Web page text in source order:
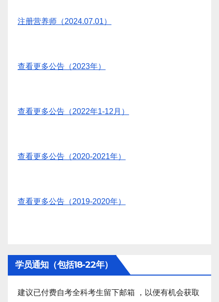
注册营养师（2024.07.01）
查看更多公告（2023年）
查看更多公告（2022年1-12月）
查看更多公告（2020-2021年）
查看更多公告（2019-2020年）
学员通知（包括18-22年）
建议已付费自考全科考生留下邮箱 ，以便有机会获取